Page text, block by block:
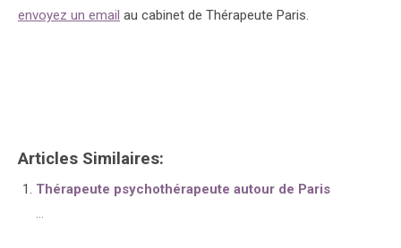
envoyez un email au cabinet de Thérapeute Paris.
Articles Similaires:
Thérapeute psychothérapeute autour de Paris
...